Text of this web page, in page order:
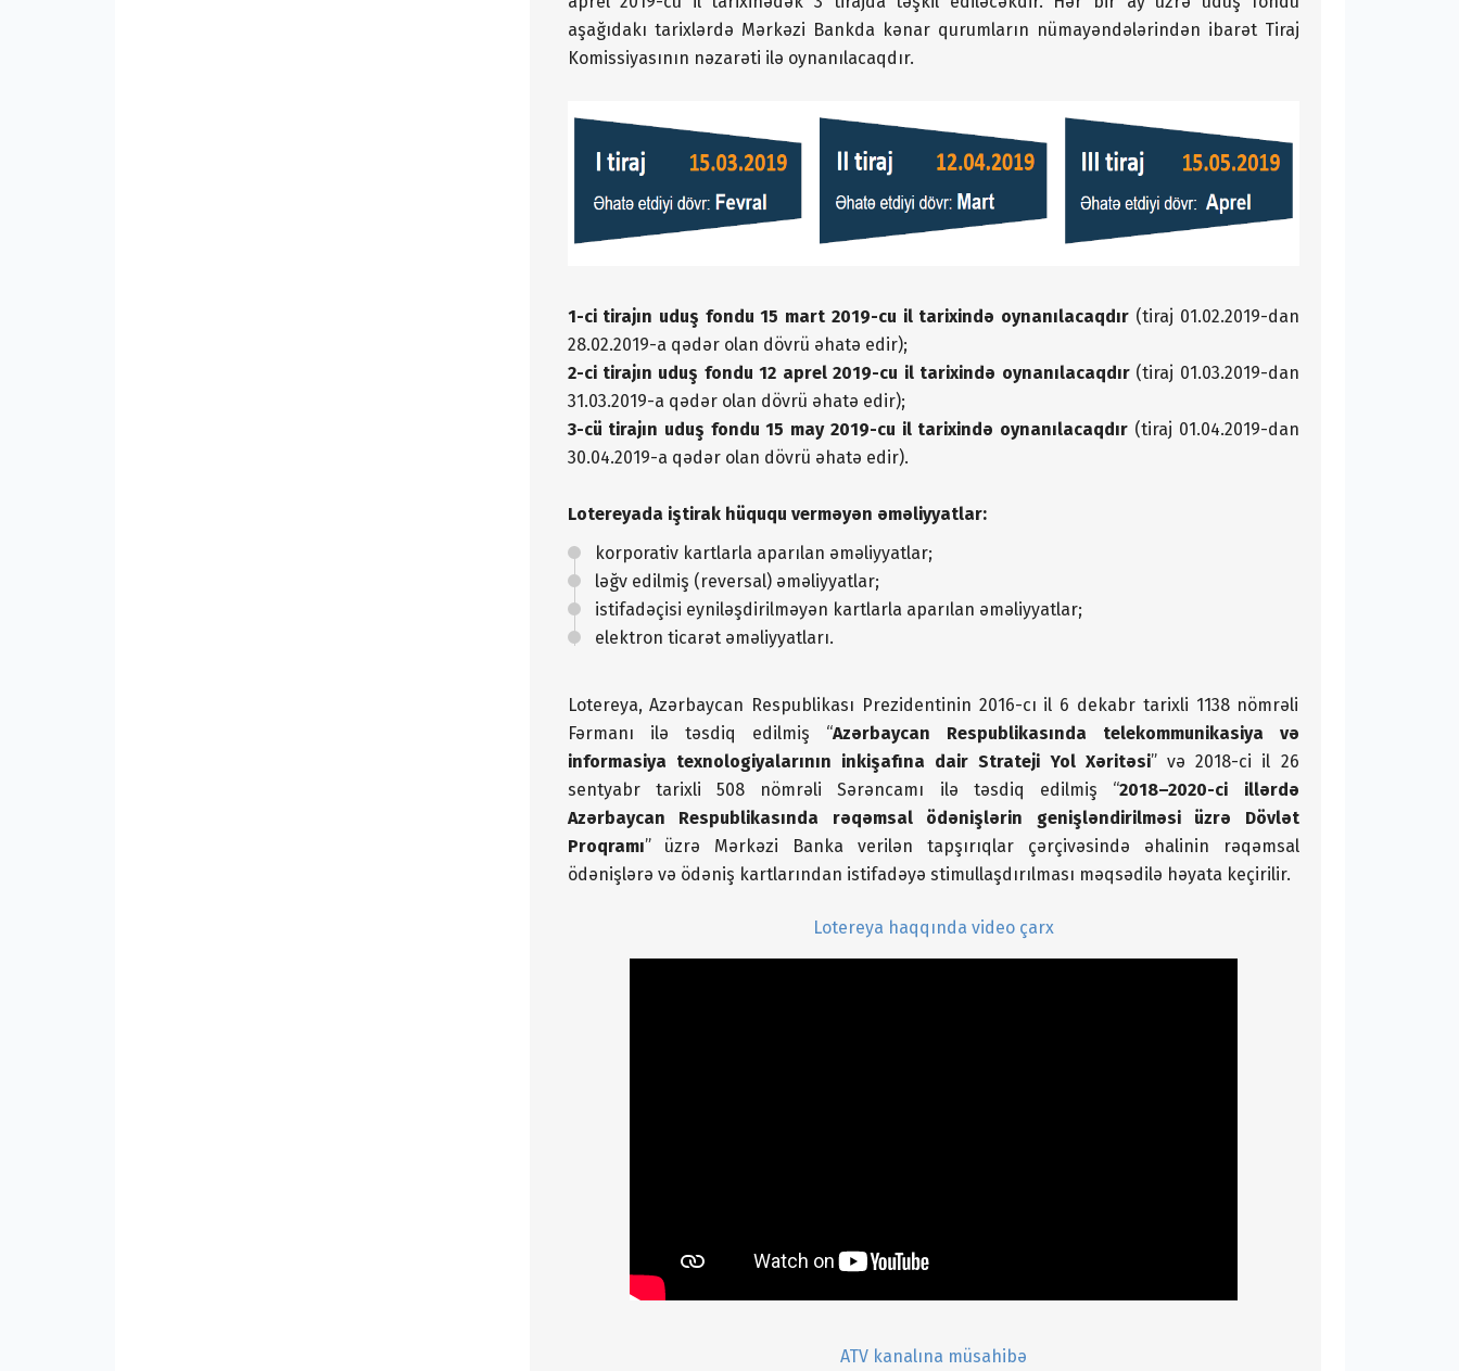
aşağıdakı tarixlərdə Mərkəzi Bankda kənar qurumların nümayəndələrindən ibarət Tiraj
Komissiyasının nəzarəti ilə oynanılacaqdır.
1-ci tirajın uduş fondu 15 mart 2019-cu il tarixində oynanılacaqdır (tiraj 01.02.2019-dan
28.02.2019-a qədər olan dövrü əhatə edir);
2-ci tirajın uduş fondu 12 aprel 2019-cu il tarixində oynanılacaqdır(tiraj 01.03.2019-dan
31.03.2019-a qədər olan dövrü əhatə edir);
3-cü tirajın uduş fondu 15 may 2019-cu il tarixində oynanılacaqdır (tiraj 01.04.2019-dan
30.04.2019-a qədər olan dövrü əhatə edir).
Lotereyada iştirak hüququ verməyən əməliyyatlar:
korporativ kartlarla aparılan əməliyyatlar;
ləğv edilmiş (reversal) əməliyyatlar;
istifadəçisi eyniləşdirilməyən kartlarla aparılan əməliyyatlar;
elektron ticarət əməliyyatları.
Lotereya, Azərbaycan Respublikası Prezidentinin 2016-cı il 6 dekabr tarixli 1138 nömrəli
Fərmanı ilə təsdiq edilmiş “Azərbaycan Respublikasında telekommunikasiya və
informasiya texnologiyalarının inkişafına dair Strateji Yol Xəritəsi” və 2018-ci il 26
sentyabr tarixli 508 nömrəli Sərəncamı ilə təsdiq edilmiş “2018–2020-ci illərdə
Azərbaycan Respublikasında rəqəmsal ödənişlərin genişləndirilməsi üzrə Dövlət
Proqramı” üzrə Mərkəzi Banka verilən tapşırıqlar çərçivəsində əhalinin rəqəmsal
ödənişlərə və ödəniş kartlarından istifadəyə stimullaşdırılması məqsədilə həyata keçirilir.
Lotereya haqqında video çarx
ATV kanalına müsahibə